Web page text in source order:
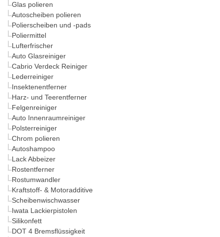
Glas polieren
Autoscheiben polieren
Polierscheiben und -pads
Poliermittel
Lufterfrischer
Auto Glasreiniger
Cabrio Verdeck Reiniger
Lederreiniger
Insektenentferner
Harz- und Teerentferner
Felgenreiniger
Auto Innenraumreiniger
Polsterreiniger
Chrom polieren
Autoshampoo
Lack Abbeizer
Rostentferner
Rostumwandler
Kraftstoff- & Motoradditive
Scheibenwischwasser
Iwata Lackierpistolen
Silikonfett
DOT 4 Bremsflüssigkeit